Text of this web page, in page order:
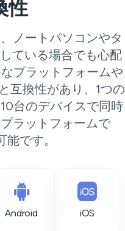
性
ノートパソコンやタ
ている場合でも心配
プラットフォームや
互換性があり、1つの
台のデバイスで同時
ラットフォームで
です。
Android iOS